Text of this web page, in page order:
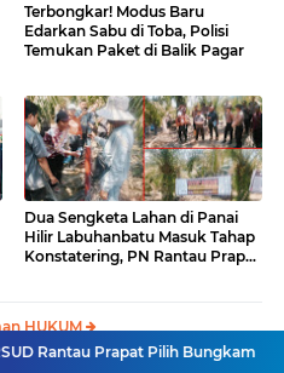
Terbongkar! Modus Baru
Edarkan Sabu di Toba, Polisi
Temukan Paket di Balik Pagar
Dua Sengketa Lahan di Panai
Hilir Labuhanbatu Masuk Tahap
Konstatering, PN Rantau Prapat
HUKUM
Pilih Bungkam
Komisi D